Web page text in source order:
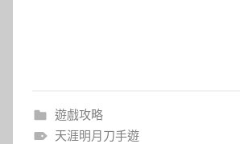
遊戲攻略
天涯明月刀手遊